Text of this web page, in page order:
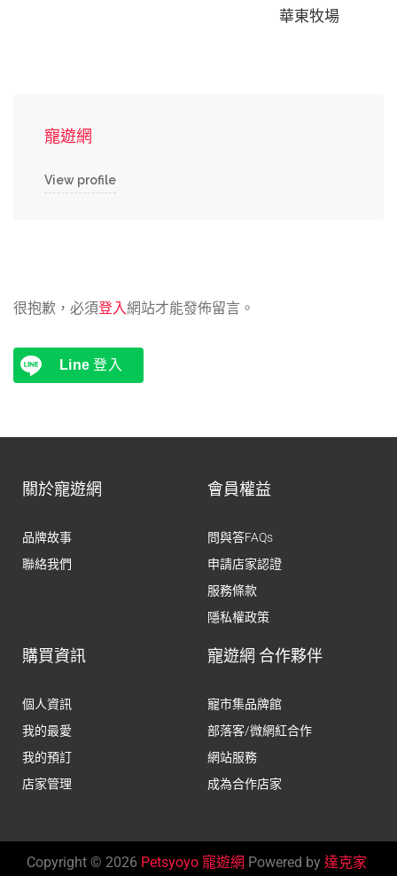
華東牧場
寵遊網
View profile
很抱歉，必須登入網站才能發佈留言。
Line 登入
關於寵遊網
品牌故事
聯絡我們
會員權益
問與答FAQs
申請店家認證
服務條款
隱私權政策
購買資訊
個人資訊
我的最愛
我的預訂
店家管理
寵遊網 合作夥伴
寵市集品牌館
部落客/微網紅合作
網站服務
成為合作店家
Copyright © 2026 Petsyoyo 寵遊網 Powered by 達克家